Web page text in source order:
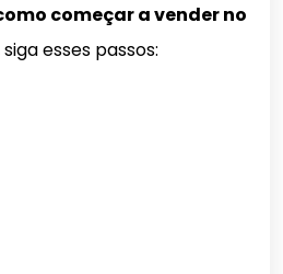
começar a vender no
siga esses passos: